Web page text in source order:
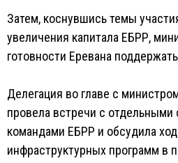
Затем, коснувшись темы
увеличения капитала ЕБРР,
готовности Еревана
Делегация во главе с
провела встречи с
командами ЕБРР и обсудила
инфраструктурных программ в